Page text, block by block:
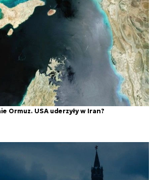
Ormuz. USA uderzyły w Iran?